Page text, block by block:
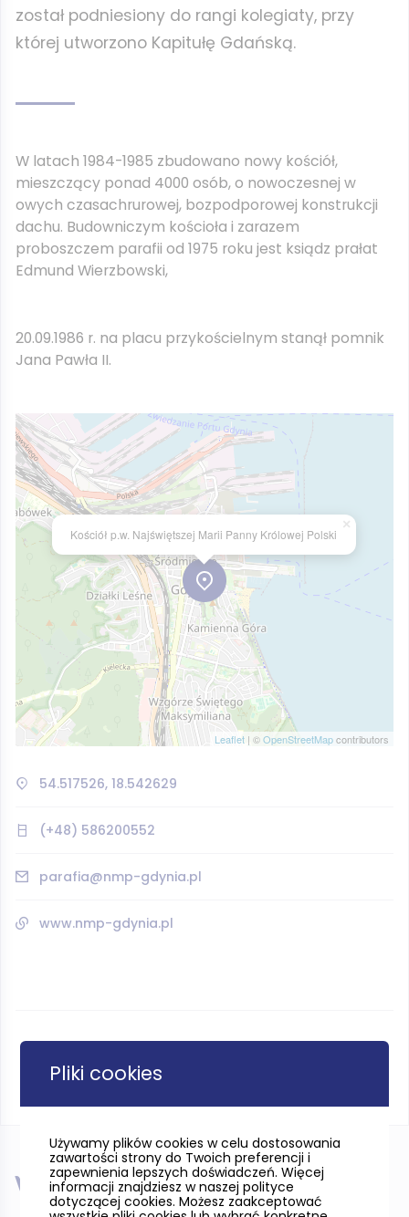
został podniesiony do rangi kolegiaty, przy
której utworzono Kapitułę Gdańską.
W latach 1984-1985 zbudowano nowy kościół,
mieszczący ponad 4000 osób, o nowoczesnej w
owych czasachrurowej, bozpodporowej konstrukcji
dachu. Budowniczym kościoła i zarazem
proboszczem parafii od 1975 roku jest ksiądz prałat
Edmund Wierzbowski,
20.09.1986 r. na placu przykościelnym stanął pomnik
Jana Pawła II.
Kościół p.w. Najświętszej Marii Panny Królowej Polski
×
Leaflet | ©OpenStreetMapcontributors
54.517526, 18.542629
(+48) 586200552
parafia@nmp-gdynia.pl
www.nmp-gdynia.pl
W pobliżu
Pliki cookies
Używamy plików cookies w celu dostosowania
zawartości strony do Twoich preferencji i
zapewnienia lepszych doświadczeń. Więcej
informacji znajdziesz w naszej polityce
dotyczącej cookies. Możesz zaakceptować